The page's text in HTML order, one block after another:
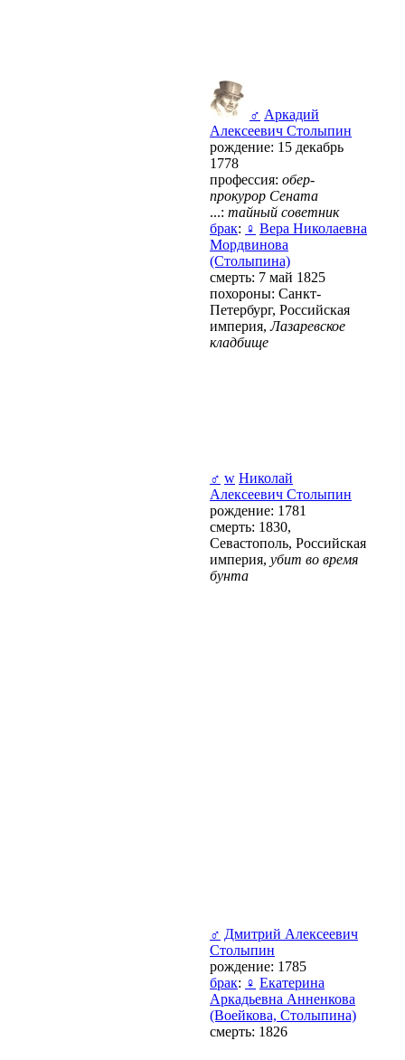
♂ Аркадий
Алексеевич Столыпин
рождение: 15 декабрь
1778
профессия: обер-
прокурор Сената
...: тайный советник
брак: ♀ Вера Николаевна
Мордвинова
(Столыпина)
смерть: 7 май 1825
похороны: Санкт-
Петербург, Российская
империя,Лазаревское
кладбище
♂ w Николай
Алексеевич Столыпин
рождение: 1781
смерть: 1830,
Севастополь, Российская
империя, убит во время
бунта
♂ Дмитрий Алексеевич
Столыпин
рождение: 1785
брак: ♀ Екатерина
Аркадьевна Анненкова
(Воейкова, Столыпина)
смерть: 1826